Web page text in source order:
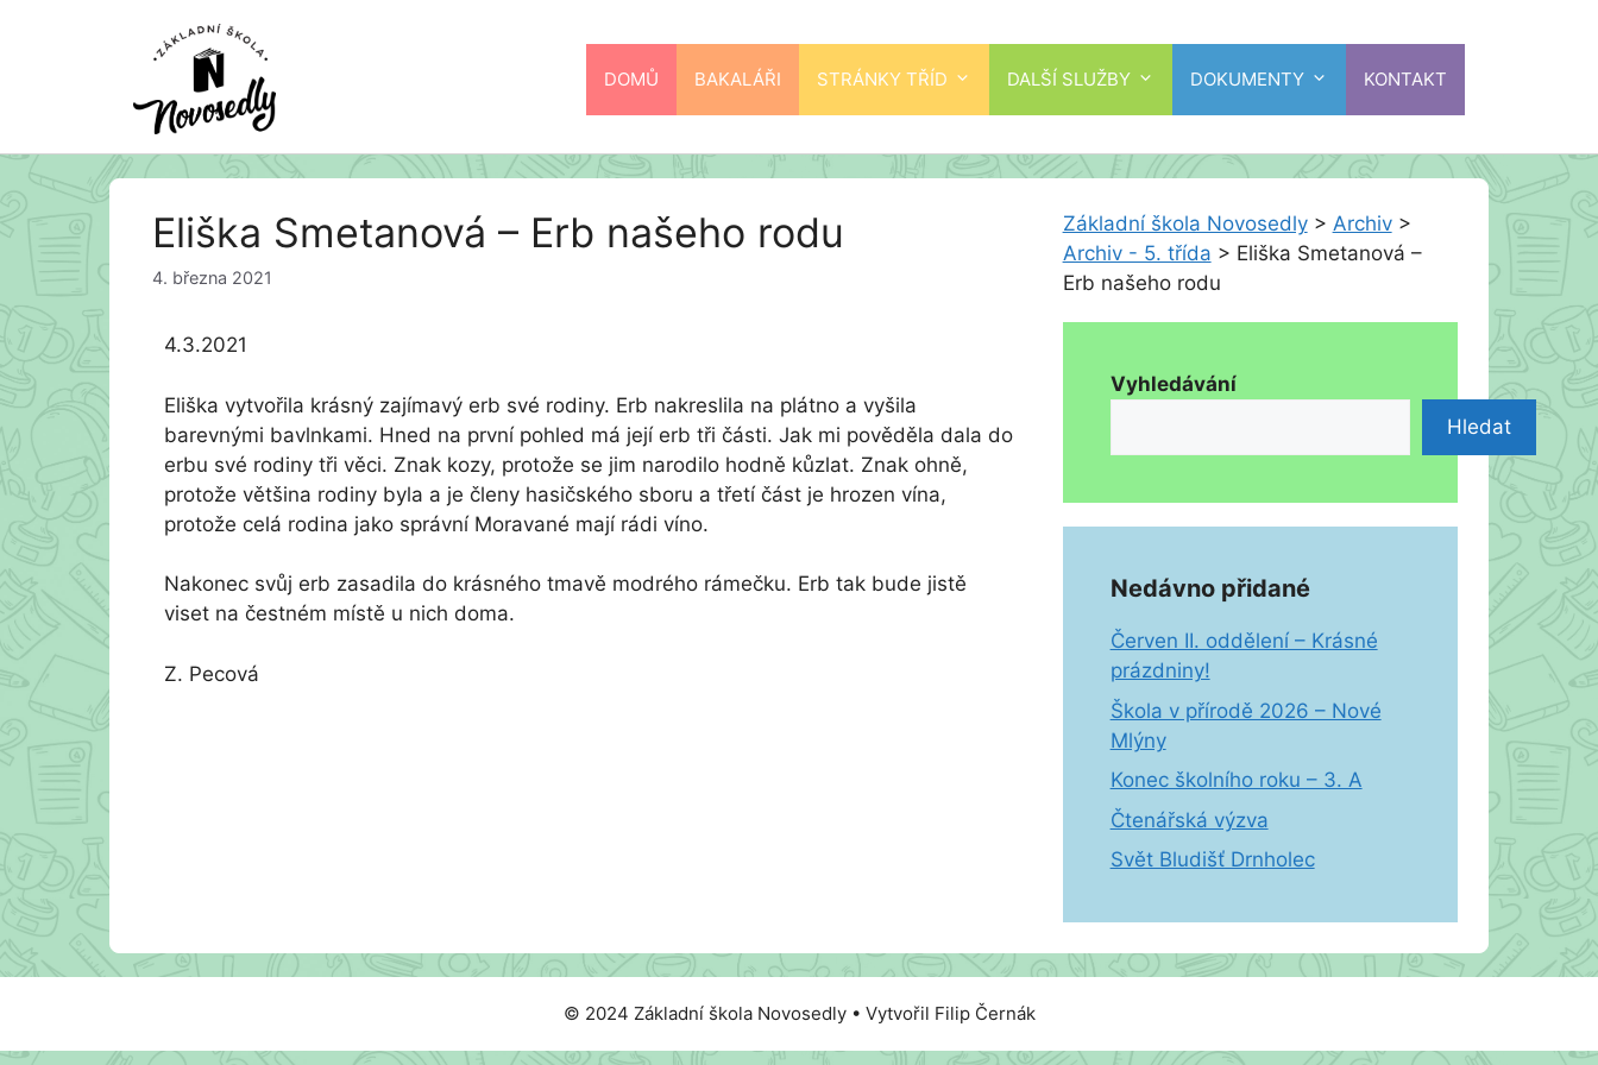
DOMŮ BAKALÁŘI STRÁNKY TŘÍD DALŠÍ SLUŽBY DOKUMENTY KONTAKT
Eliška Smetanová – Erb našeho rodu
4. března 2021
4.3.2021
Eliška vytvořila krásný zajímavý erb své rodiny. Erb nakreslila na plátno a vyšila
barevnými bavlnkami. Hned na první pohled má její erb tři části. Jak mi pověděla dala do
erbu své rodiny tři věci. Znak kozy, protože se jim narodilo hodně kůzlat. Znak ohně,
protože většina rodiny byla a je členy hasičského sboru a třetí část je hrozen vína,
protože celá rodina jako správní Moravané mají rádi víno.
Nakonec svůj erb zasadila do krásného tmavě modrého rámečku. Erb tak bude jistě
viset na čestném místě u nich doma.
Z. Pecová
Základní škola Novosedly> Archiv>
Archiv - 5. třída > Eliška Smetanová –
Erb našeho rodu
Vyhledávání
Hledat
Nedávno přidané
Červen II. oddělení – Krásné
prázdniny!
Škola v přírodě 2026 – Nové
Mlýny
Konec školního roku – 3. A
Čtenářská výzva
Svět Bludišť Drnholec
© 2024 Základní škola Novosedly • Vytvořil Filip Černák